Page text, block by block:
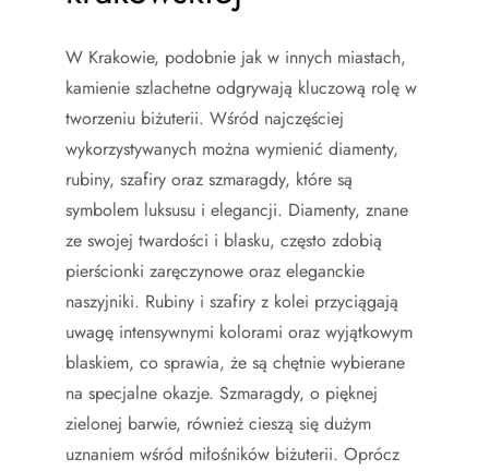
W Krakowie, podobnie jak w innych miastach,
kamienie szlachetne odgrywają kluczową rolę w
tworzeniu biżuterii. Wśród najczęściej
wykorzystywanych można wymienić diamenty,
rubiny, szafiry oraz szmaragdy, które są
symbolem luksusu i elegancji. Diamenty, znane
ze swojej twardości i blasku, często zdobią
pierścionki zaręczynowe oraz eleganckie
naszyjniki. Rubiny i szafiry z kolei przyciągają
uwagę intensywnymi kolorami oraz wyjątkowym
blaskiem, co sprawia, że są chętnie wybierane
na specjalne okazje. Szmaragdy, o pięknej
zielonej barwie, również cieszą się dużym
uznaniem wśród miłośników biżuterii. Oprócz